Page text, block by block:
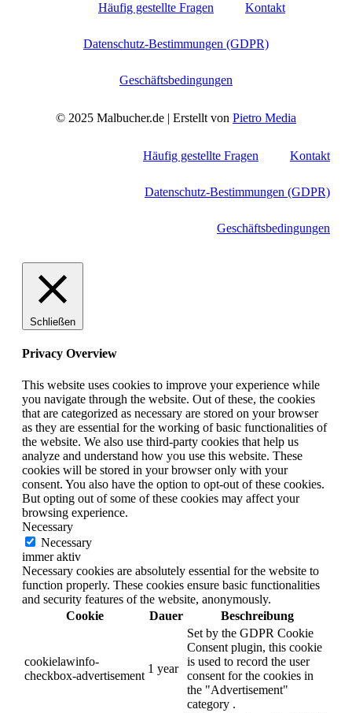
Häufig gestellte Fragen
Kontakt
Datenschutz-Bestimmungen (GDPR)
Geschäftsbedingungen
© 2025 Malbucher.de | Erstellt von Pietro Media
Häufig gestellte Fragen Kontakt
Datenschutz-Bestimmungen (GDPR)
Geschäftsbedingungen
Schließen
Privacy Overview
This website uses cookies to improve your experience while
you navigate through the website. Out of these, the cookies
that are categorized as necessary are stored on your browser
as they are essential for the working of basic functionalities of
the website. We also use third-party cookies that help us
analyze and understand how you use this website. These
cookies will be stored in your browser only with your
consent. You also have the option to opt-out of these cookies.
But opting out of some of these cookies may affect your
browsing experience.
Necessary
Necessary
immer aktiv
Necessary cookies are absolutely essential for the website to
function properly. These cookies ensure basic functionalities
and security features of the website, anonymously.
Cookie
Dauer Beschreibung
cookielawinfo-
checkbox-advertisement
1 year
Set by the GDPR Cookie
Consent plugin, this cookie
is used to record the user
consent for the cookies in
the "Advertisement"
category .